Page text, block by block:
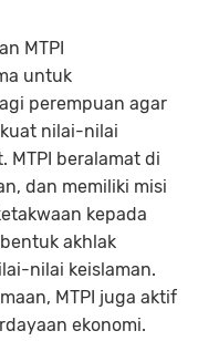
MTPI
untuk
perempuan agar
nilai-nilai
MTPI beralamat di
dan memiliki misi
kepada
akhlak
nilai keislaman.
MTPI juga aktif
ekonomi.